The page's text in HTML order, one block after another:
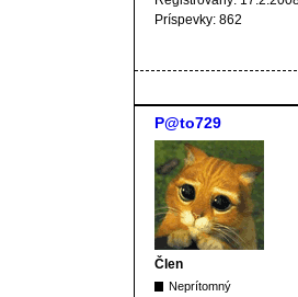
Príspevky: 862
P@to729
Člen
Neprítomný